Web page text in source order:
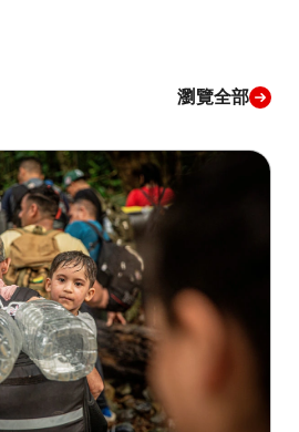
瀏覽全部